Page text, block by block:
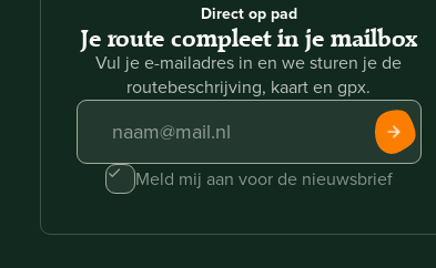
Direct op pad
Je route compleet in je mailbox
Vul je e-mailadres in en we sturen je de
routebeschrijving, kaart en gpx.
Meld mij aan voor de nieuwsbrief